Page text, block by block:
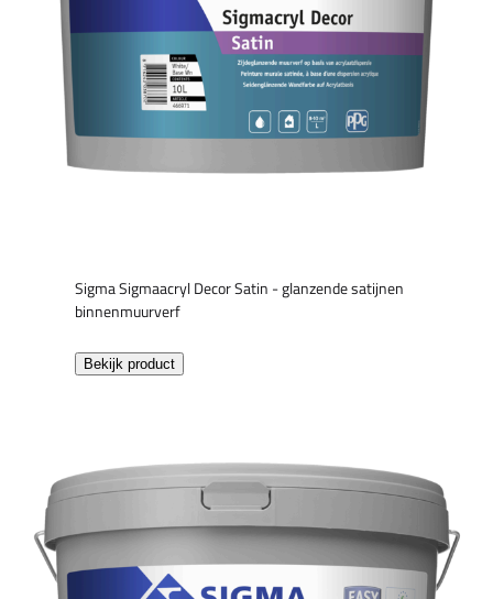
Sigma Sigmaacryl Decor Satin - glanzende satijnen
binnenmuurverf
Bekijk product